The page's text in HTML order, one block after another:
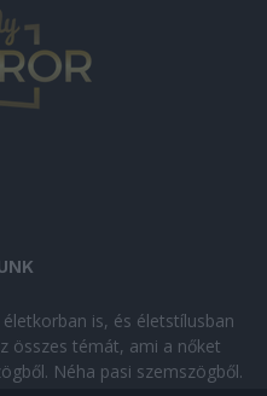
is, és életstílusban
összes témát, ami a nőket
Néha pasi szemszögből.